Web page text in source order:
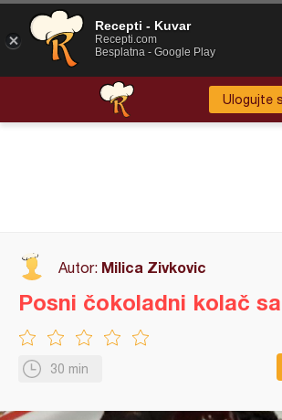
Ulogujte
Autor: Milica Zivkovic
30 min
Posni čokoladni kolač
Recepti - Kuvar
Recepti.com
Besplatna - Google Play